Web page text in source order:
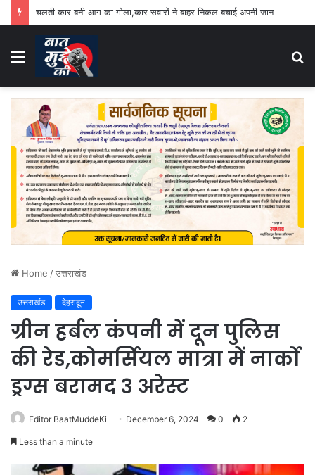
चलती कार बनी आग का गोला,कार सवारों ने बाहर निकल बचाई अपनी जान
Menu
Home /उत्तराखंड
उत्तराखंड देहरादून
ग्रीन हर्बल कंपनी में दून पुलिस
की रेड,कोमर्सियल मात्रा में नार्को
ड्रग्स बरामद 3 अरेस्ट
Editor BaatMuddeKi December 6, 2024 0 2
Less than a minute